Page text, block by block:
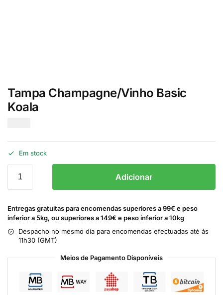
Tampa Champagne/Vinho Basic
Koala
Em stock
Adicionar
Entregas gratuitas para encomendas superiores a 99€ e peso
inferior a 5kg, ou superiores a 149€ e peso inferior a 10kg
Despacho no mesmo dia para encomendas efectuadas até ás
11h30 (GMT)
Meios de Pagamento Disponíveis